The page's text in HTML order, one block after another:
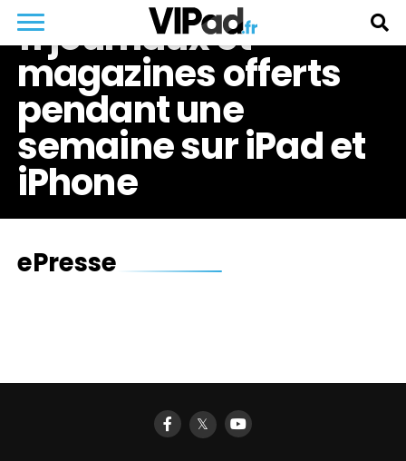
11 journaux et
magazines offerts
pendant une
semaine sur iPad et
iPhone
ePresse
𝕏